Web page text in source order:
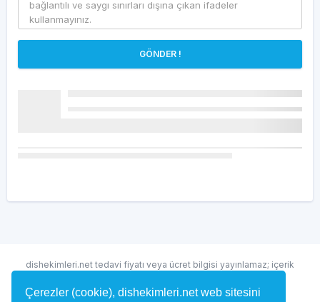
Çerezler (cookie), dishekimleri.net web sitesini
GÖNDER !
dishekimleri.net tedavi fiyatı veya ücret bilgisi yayınlamaz; içerik